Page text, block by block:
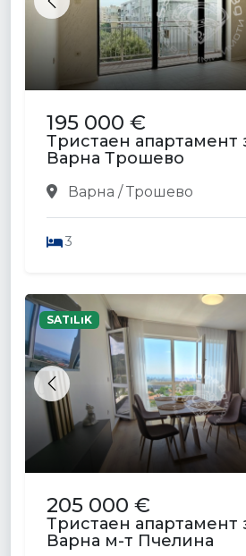
Previous
195 000 €
Тристаен апартамент
Варна Трошево
Варна / Трошево
3
Previous
SATıLıK
205 000 €
Тристаен апартамент
Варна м-т Пчелина